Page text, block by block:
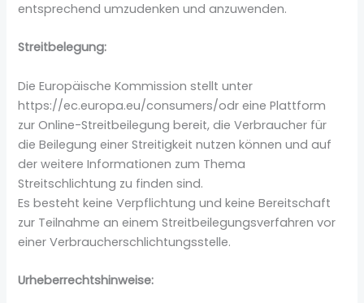
entsprechend umzudenken und anzuwenden.
Streitbelegung:
Die Europäische Kommission stellt unter
https://ec.europa.eu/consumers/odr eine Plattform
zur Online-Streitbeilegung bereit, die Verbraucher für
die Beilegung einer Streitigkeit nutzen können und auf
der weitere Informationen zum Thema
Streitschlichtung zu finden sind.
Es besteht keine Verpflichtung und keine Bereitschaft
zur Teilnahme an einem Streitbeilegungsverfahren vor
einer Verbraucherschlichtungsstelle.
Urheberrechtshinweise: